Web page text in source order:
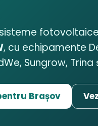
, cu echipamente
Sungrow, Trina
Brașov